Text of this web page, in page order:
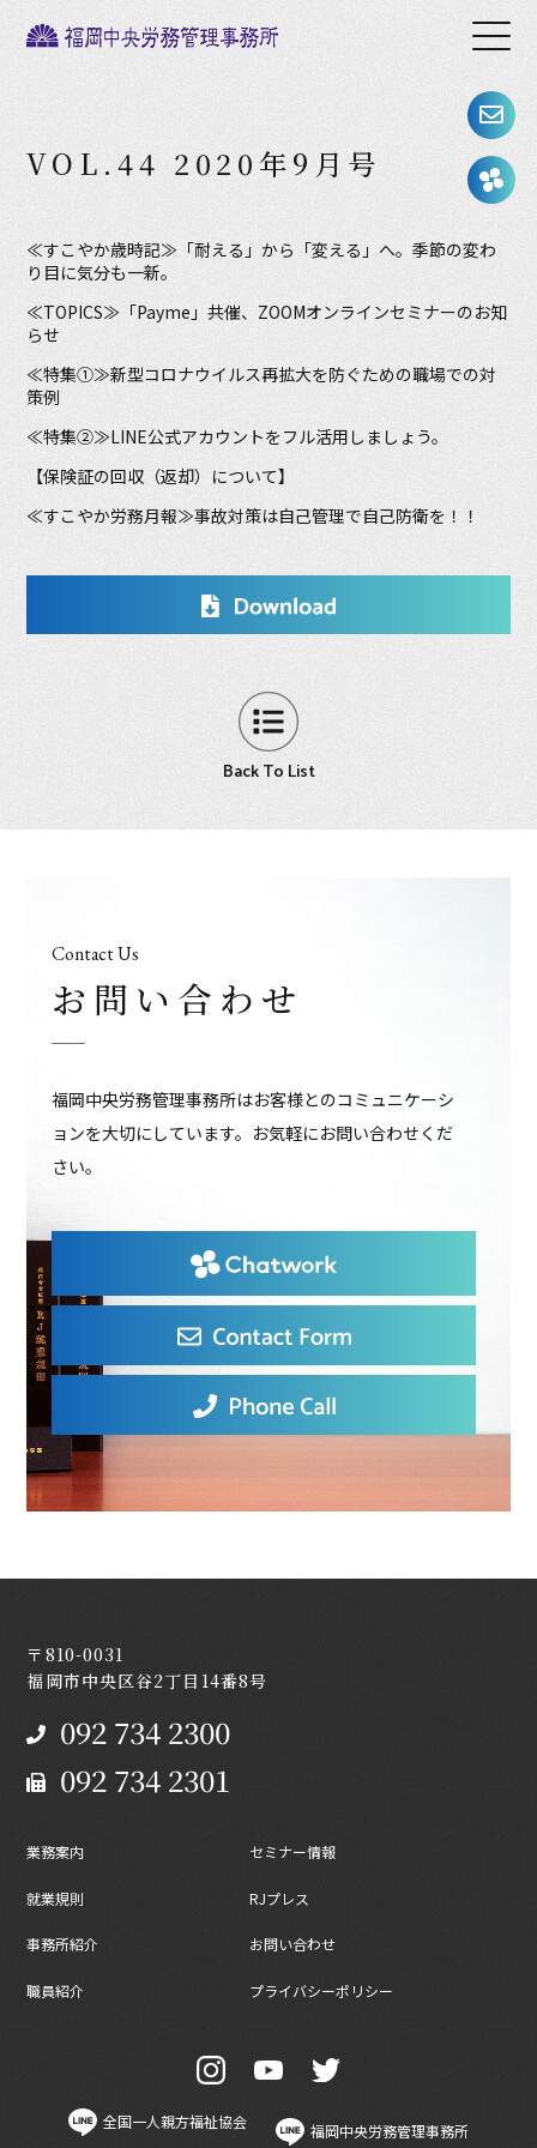
VOL.44 2020年9月号
≪すこやか歳時記≫「耐える」から「変える」へ。季節の変わ
り目に気分も一新。
≪TOPICS≫「Payme」共催、ZOOMオンラインセミナーのお知
らせ
≪特集①≫新型コロナウイルス再拡大を防ぐための職場での対
策例
≪特集②≫LINE公式アカウントをフル活用しましょう。
【保険証の回収（返却）について】
≪すこやか労務月報≫事故対策は自己管理で自己防衛を！！
Back To List
Contact Us
お問い合わせ
福岡中央労務管理事務所はお客様とのコミュニケーシ
ョンを大切にしています。お気軽にお問い合わせくだ
さい。
〒810-0031
福岡市中央区谷2丁目14番8号
092 734 2300
092 734 2301
業務案内
就業規則
事務所紹介
職員紹介
セミナー情報
RJプレス
お問い合わせ
プライバシーポリシー
全国一人親方福祉協会 福岡中央労務管理事務所